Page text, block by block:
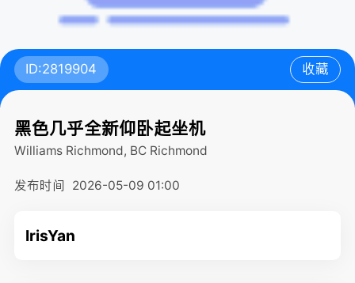
ID:2819904 收藏
黑色几乎全新仰卧起坐机
Williams Richmond, BC Richmond
发布时间 2026-05-09 01:00
IrisYan